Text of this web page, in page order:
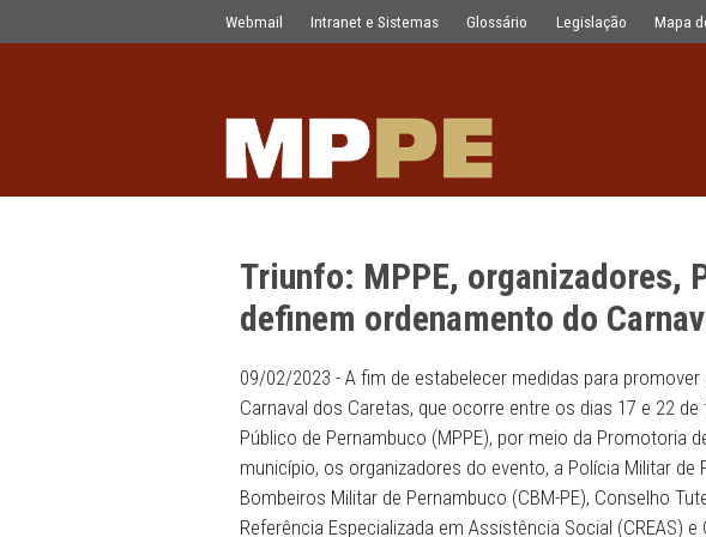
Pular para o Conteúdo principal
Triunfo: MPPE, organizadores, PM e Bombeiros
Webmail Intranet e Sistemas Glossário
Triunfo: MPPE,
definem ordenamento
09/02/2023 - A fim de estabelecer medidas
Carnaval dos Caretas, que ocorre entre os
Público de Pernambuco (MPPE), por meio